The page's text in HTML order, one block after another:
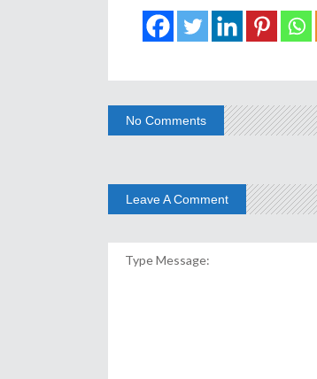
No Comments
Leave A Comment